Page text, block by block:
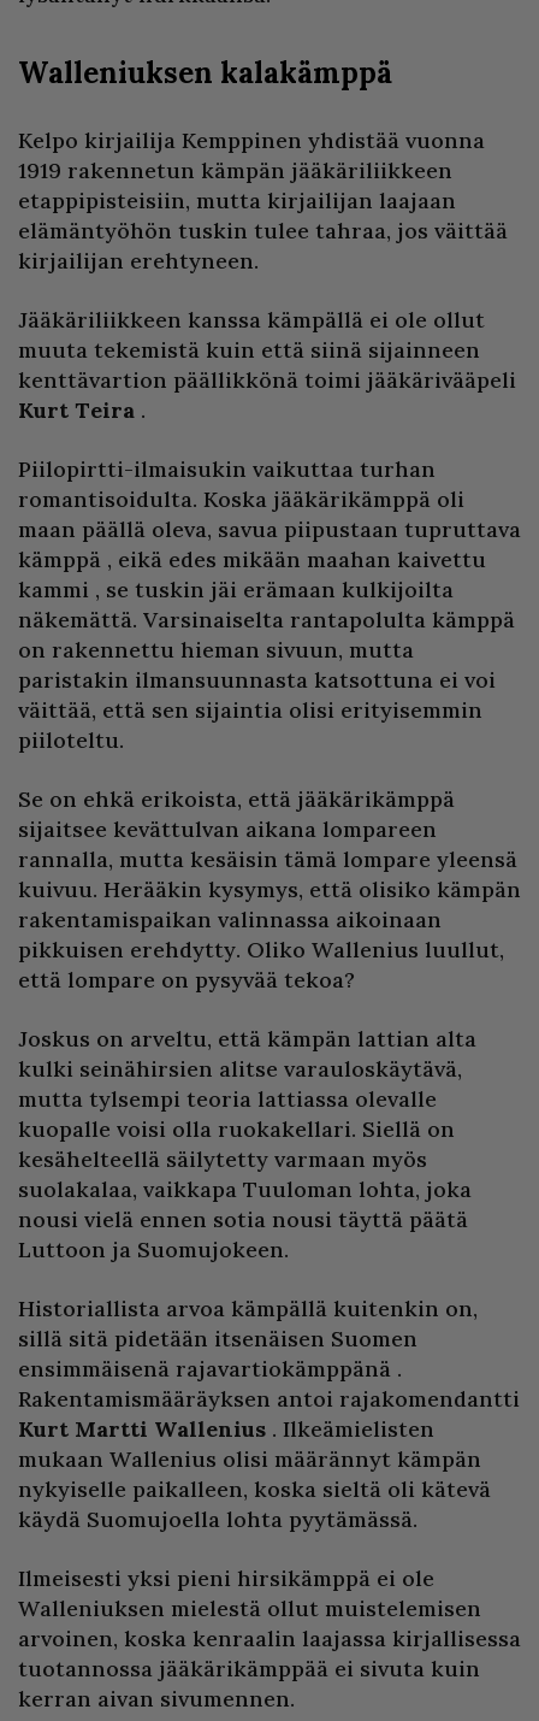
Walleniuksen kalakämppä
Kelpo kirjailija Kemppinen yhdistää vuonna
1919 rakennetun kämpän jääkäriliikkeen
etappipisteisiin, mutta kirjailijan laajaan
elämäntyöhön tuskin tulee tahraa, jos väittää
kirjailijan erehtyneen.
Jääkäriliikkeen kanssa kämpällä ei ole ollut
muuta tekemistä kuin että siinä sijainneen
kenttävartion päällikkönä toimi jääkärivääpeli
Kurt Teira .
Piilopirtti-ilmaisukin vaikuttaa turhan
romantisoidulta. Koska jääkärikämppä oli
maan päällä oleva, savua piipustaan tupruttava
kämppä , eikä edes mikään maahan kaivettu
kammi , se tuskin jäi erämaan kulkijoilta
näkemättä. Varsinaiselta rantapolulta kämppä
on rakennettu hieman sivuun, mutta
paristakin ilmansuunnasta katsottuna ei voi
väittää, että sen sijaintia olisi erityisemmin
piiloteltu.
Se on ehkä erikoista, että jääkärikämppä
sijaitsee kevättulvan aikana lompareen
rannalla, mutta kesäisin tämä lompare yleensä
kuivuu. Herääkin kysymys, että olisiko kämpän
rakentamispaikan valinnassa aikoinaan
pikkuisen erehdytty. Oliko Wallenius luullut,
että lompare on pysyvää tekoa?
Joskus on arveltu, että kämpän lattian alta
kulki seinähirsien alitse varauloskäytävä,
mutta tylsempi teoria lattiassa olevalle
kuopalle voisi olla ruokakellari. Siellä on
kesähelteellä säilytetty varmaan myös
suolakalaa, vaikkapa Tuuloman lohta, joka
nousi vielä ennen sotia nousi täyttä päätä
Luttoon ja Suomujokeen.
Historiallista arvoa kämpällä kuitenkin on,
sillä sitä pidetään itsenäisen Suomen
ensimmäisenä rajavartiokämppänä .
Rakentamismääräyksen antoi rajakomendantti
Kurt Martti Wallenius . Ilkeämielisten
mukaan Wallenius olisi määrännyt kämpän
nykyiselle paikalleen, koska sieltä oli kätevä
käydä Suomujoella lohta pyytämässä.
Ilmeisesti yksi pieni hirsikämppä ei ole
Walleniuksen mielestä ollut muistelemisen
arvoinen, koska kenraalin laajassa kirjallisessa
tuotannossa jääkärikämppää ei sivuta kuin
kerran aivan sivumennen.